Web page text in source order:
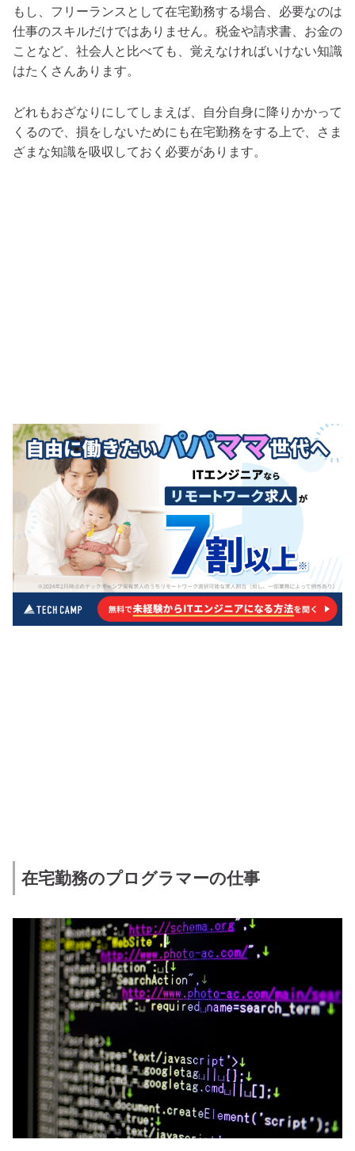
もし、フリーランスとして在宅勤務する場合、必要なのは
仕事のスキルだけではありません。税金や請求書、お金の
ことなど、社会人と比べても、覚えなければいけない知識
はたくさんあります。
どれもおざなりにしてしまえば、自分自身に降りかかって
くるので、損をしないためにも在宅勤務をする上で、さま
ざまな知識を吸収しておく必要があります。
在宅勤務のプログラマーの仕事